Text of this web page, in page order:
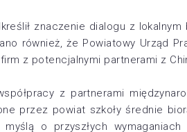
znaczenie dialogu z
również, że Powiatowy Urząd
z potencjalnymi partnerami z
z partnerami
przez powiat szkoły średnie
o przyszłych